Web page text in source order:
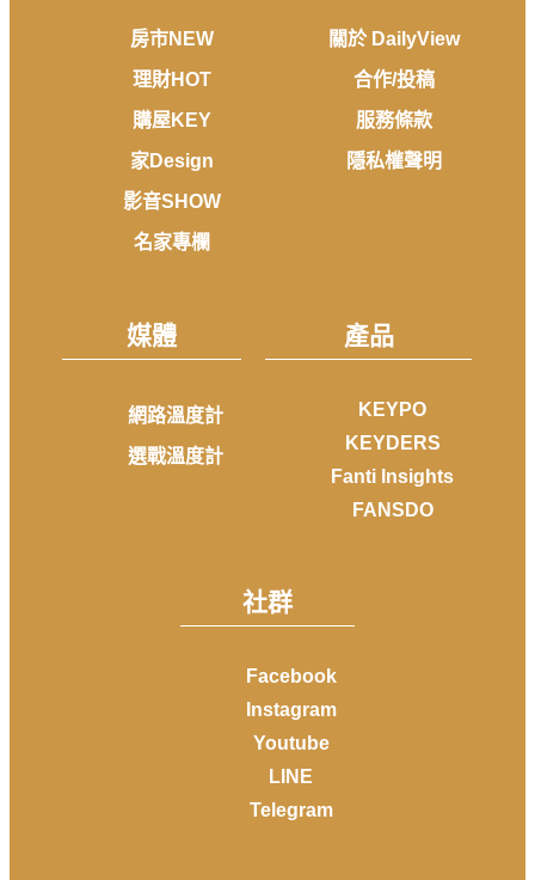
房市NEW
理財HOT
購屋KEY
家Design
影音SHOW
名家專欄
關於 DailyView
合作/投稿
服務條款
隱私權聲明
媒體
網路溫度計
選戰溫度計
產品
KEYPO
KEYDERS
Fanti Insights
FANSDO
社群
Facebook
Instagram
Youtube
LINE
Telegram